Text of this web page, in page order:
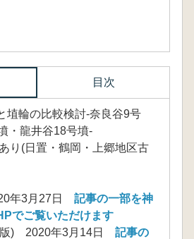
目次
埴輪の比較検討-奈良谷9号
・龍井谷18号墳-
り(日置・鶴岡・上郷地区古
年3月27日 記事の一部を神
でご覧いただけます
版) 2020年3月14日 記事の